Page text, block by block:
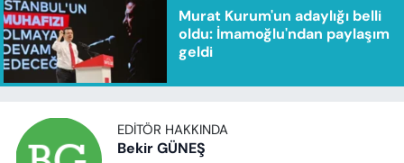
Murat Kurum'un adaylığı belli
oldu: İmamoğlu'ndan paylaşım
geldi
EDITÖR HAKKINDA
Bekir GÜNEŞ